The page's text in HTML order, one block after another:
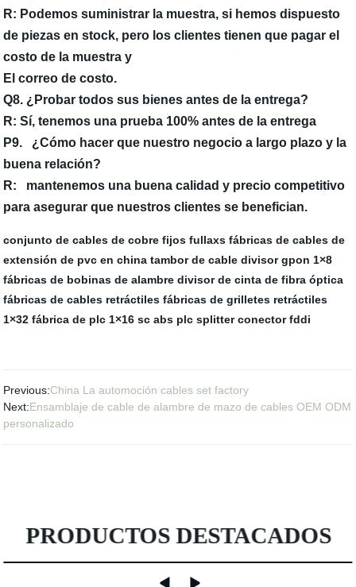
R: Podemos suministrar la muestra, si hemos dispuesto
de piezas en stock, pero los clientes tienen que pagar el
costo de la muestra y
El correo de costo.
Q8. ¿Probar todos sus bienes antes de la entrega?
R: Sí, tenemos una prueba 100% antes de la entrega
P9.
¿Cómo hacer que nuestro negocio a largo plazo y la
buena relación?
R:
mantenemos una buena calidad y precio competitivo
para asegurar que nuestros clientes se benefician.
conjunto de cables de cobre fijos fullaxs fábricas de cables de
extensión de pvc en china tambor de cable divisor gpon 1×8
fábricas de bobinas de alambre divisor de cinta de fibra óptica
fábricas de cables retráctiles fábricas de grilletes retráctiles
1×32 fábrica de plc 1×16 sc abs plc splitter conector fddi
Previous:China La automoción cables set factory
Next:Ensamblaje de cable de alambre de mazo de cables OEM ODM
personalizado
PRODUCTOS DESTACADOS